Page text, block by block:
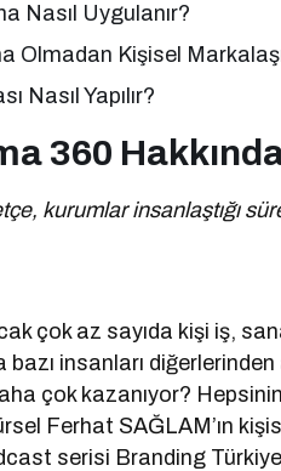
Nasıl Uygulanır?
Olmadan Kişisel
Nasıl Yapılır?
360
kurumlar insanlaştığı
çok az sayıda kişi iş,
insanları
çok kazanıyor?
Ferhat SAĞLAM’ın
serisi Branding